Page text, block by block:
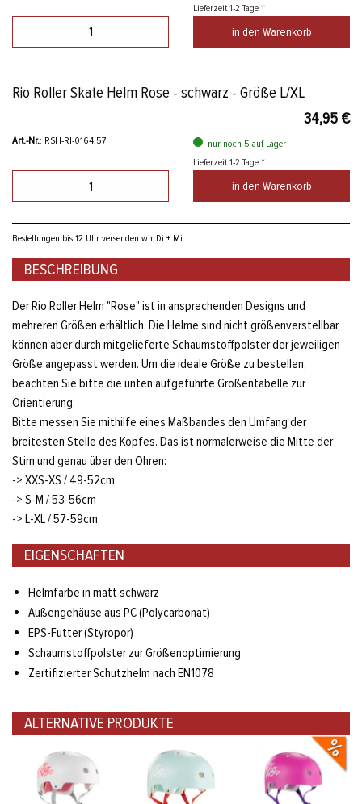
Lieferzeit 1-2 Tage *
in den Warenkorb
Rio Roller Skate Helm Rose - schwarz - Größe L/XL
34,95 €
Art.-Nr.: RSH-RI-0164.57
nur noch 5 auf Lager
Lieferzeit 1-2 Tage *
in den Warenkorb
Bestellungen bis 12 Uhr versenden wir Di + Mi
BESCHREIBUNG
Der Rio Roller Helm "Rose" ist in ansprechenden Designs und
mehreren Größen erhältlich. Die Helme sind nicht größenverstellbar,
können aber durch mitgelieferte Schaumstoffpolster der jeweiligen
Größe angepasst werden. Um die ideale Größe zu bestellen,
beachten Sie bitte die unten aufgeführte Größentabelle zur
Orientierung:
Bitte messen Sie mithilfe eines Maßbandes den Umfang der
breitesten Stelle des Kopfes. Das ist normalerweise die Mitte der
Stirn und genau über den Ohren:
-> XXS-XS / 49-52cm
-> S-M / 53-56cm
-> L-XL / 57-59cm
EIGENSCHAFTEN
Helmfarbe in matt schwarz
Außengehäuse aus PC (Polycarbonat)
EPS-Futter (Styropor)
Schaumstoffpolster zur Größenoptimierung
Zertifizierter Schutzhelm nach EN1078
ALTERNATIVE PRODUKTE